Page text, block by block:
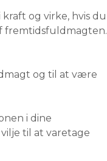
og virke, hvis du
fremtidsfuldmagten.
og til at være
i dine
til at varetage